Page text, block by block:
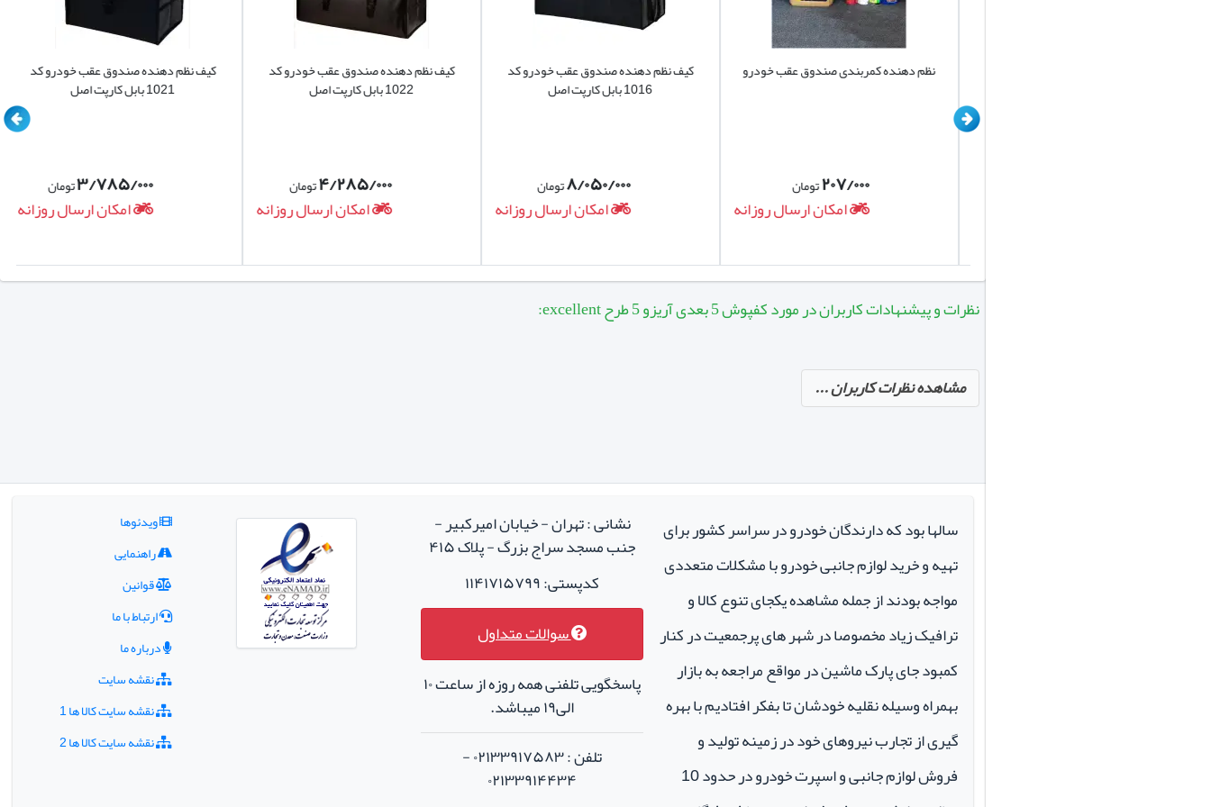
کیف نظم دهنده صندوق عقب خودرو کد
1021 بابل کارپت اصل
۳/۷۸۵/۰۰۰تومان
امکان ارسال روزانه
کیف نظم دهنده صندوق عقب خودرو کد
1022 بابل کارپت اصل
۴/۲۸۵/۰۰۰تومان
امکان ارسال روزانه
کیف نظم دهنده صندوق عقب خودرو کد
1016 بابل کارپت اصل
۸/۰۵۰/۰۰۰تومان
امکان ارسال روزانه
نظم دهنده کمربندی صندوق عقب خودرو
۲۰۷/۰۰۰تومان
امکان ارسال روزانه
نظرات و پیشنهادات کاربران در مورد کفپوش 5 بعدی آریزو 5 طرح excellent:
مشاهده نظرات کاربران ...
سالها بود که دارندگان خودرو در سراسر کشور برای
تهیه و خرید لوازم جانبی خودرو با مشکلات متعددی
مواجه بودند از جمله مشاهده یکجای تنوع کالا و
ترافیک زیاد مخصوصا در شهر های پرجمعیت در کنار
کمبود جای پارک ماشین در مواقع مراجعه به بازار
بهمراه وسیله نقلیه خودشان تا بفکر افتادیم با بهره
گیری از تجارب نیروهای خود در زمینه تولید و
فروش لوازم جانبی و اسپرت خودرو در حدود 10
نشانی : تهران - خیابان امیرکبیر -
جنب مسجد سراج بزرگ - پلاک ۴۱۵
کدپستی: ۱۱۴۱۷۱۵۷۹۹
سوالات متداول
پاسخگویی تلفنی همه روزه از ساعت ۱۰
الی۱۹ میباشد.
تلفن : ۰۲۱۳۳۹۱۷۵۸۳ -
۰۲۱۳۳۹۱۴۴۳۴
ویدئوها
راهنمایی
قوانین
ارتباط با ما
درباره ما
نقشه سایت
نقشه سایت کالا ها 1
نقشه سایت کالا ها 2